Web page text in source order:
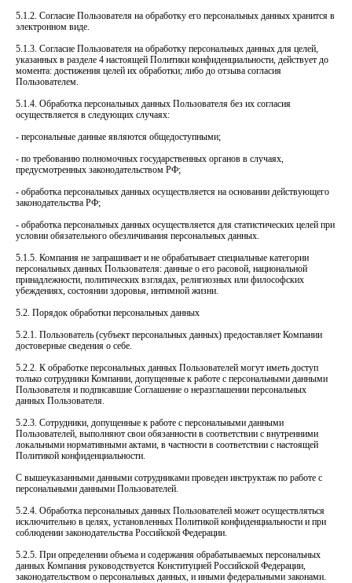
5.1.2. Согласие Пользователя на обработку его персональных данных хранится в
электронном виде.
5.1.3. Согласие Пользователя на обработку персональных данных для целей,
указанных в разделе 4 настоящей Политики конфиденциальности, действует до
момента: достижения целей их обработки; либо до отзыва согласия
Пользователем.
5.1.4. Обработка персональных данных Пользователя без их согласия
осуществляется в следующих случаях:
- персональные данные являются общедоступными;
- по требованию полномочных государственных органов в случаях,
предусмотренных законодательством РФ;
- обработка персональных данных осуществляется на основании действующего
законодательства РФ;
- обработка персональных данных осуществляется для статистических целей при
условии обязательного обезличивания персональных данных.
5.1.5. Компания не запрашивает и не обрабатывает специальные категории
персональных данных Пользователя: данные о его расовой, национальной
принадлежности, политических взглядах, религиозных или философских
убеждениях, состоянии здоровья, интимной жизни.
5.2. Порядок обработки персональных данных
5.2.1. Пользователь (субъект персональных данных) предоставляет Компании
достоверные сведения о себе.
5.2.2. К обработке персональных данных Пользователей могут иметь доступ
только сотрудники Компании, допущенные к работе с персональными данными
Пользователя и подписавшие Соглашение о неразглашении персональных
данных Пользователя.
5.2.3. Сотрудники, допущенные к работе с персональными данными
Пользователей, выполняют свои обязанности в соответствии с внутренними
локальными нормативными актами, в частности в соответствии с настоящей
Политикой конфиденциальности.
С вышеуказанными данными сотрудниками проведен инструктаж по работе с
персональными данными Пользователей.
5.2.4. Обработка персональных данных Пользователей может осуществляться
исключительно в целях, установленных Политикой конфиденциальности и при
соблюдении законодательства Российской Федерации.
5.2.5. При определении объема и содержания обрабатываемых персональных
данных Компания руководствуется Конституцией Российской Федерации,
законодательством о персональных данных, и иными федеральными законами.